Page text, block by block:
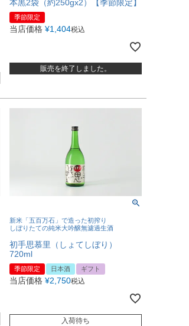
本黒2袋（約250gx2）【季節限定】
季節限定
当店価格 ¥1,404税込
販売を終了しました。
新米「五百万石」で造った初搾り
しぼりたての純米大吟醸無濾過生酒
初手思慕里（しょてしぼり）
720ml
季節限定 日本酒 ギフト
当店価格 ¥2,750税込
入荷待ち